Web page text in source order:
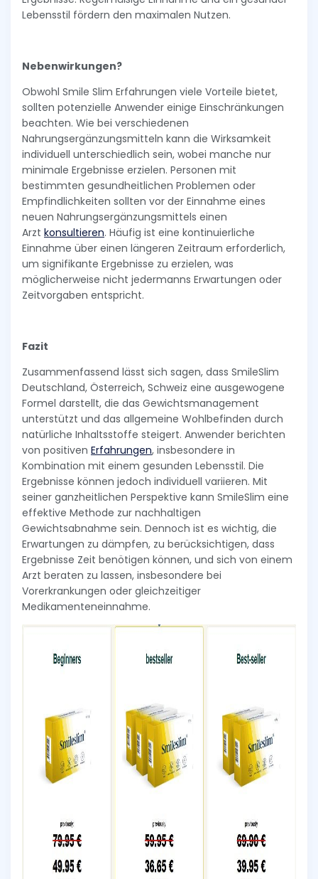
Lebensstil fördern den maximalen Nutzen.
Nebenwirkungen?
Obwohl Smile Slim Erfahrungen viele Vorteile bietet,
sollten potenzielle Anwender einige Einschränkungen
beachten. Wie bei verschiedenen
Nahrungsergänzungsmitteln kann die Wirksamkeit
individuell unterschiedlich sein, wobei manche nur
minimale Ergebnisse erzielen. Personen mit
bestimmten gesundheitlichen Problemen oder
Empfindlichkeiten sollten vor der Einnahme eines
neuen Nahrungsergänzungsmittels einen
Arzt konsultieren. Häufig ist eine kontinuierliche
Einnahme über einen längeren Zeitraum erforderlich,
um signifikante Ergebnisse zu erzielen, was
möglicherweise nicht jedermanns Erwartungen oder
Zeitvorgaben entspricht.
Fazit
Zusammenfassend lässt sich sagen, dass SmileSlim
Deutschland, Österreich, Schweiz eine ausgewogene
Formel darstellt, die das Gewichtsmanagement
unterstützt und das allgemeine Wohlbefinden durch
natürliche Inhaltsstoffe steigert. Anwender berichten
von positiven Erfahrungen, insbesondere in
Kombination mit einem gesunden Lebensstil. Die
Ergebnisse können jedoch individuell variieren. Mit
seiner ganzheitlichen Perspektive kann SmileSlim eine
effektive Methode zur nachhaltigen
Gewichtsabnahme sein. Dennoch ist es wichtig, die
Erwartungen zu dämpfen, zu berücksichtigen, dass
Ergebnisse Zeit benötigen können, und sich von einem
Arzt beraten zu lassen, insbesondere bei
Vorerkrankungen oder gleichzeitiger
Medikamenteneinnahme.